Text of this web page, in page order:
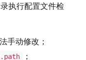
执行配置文件检
手动修改；
；